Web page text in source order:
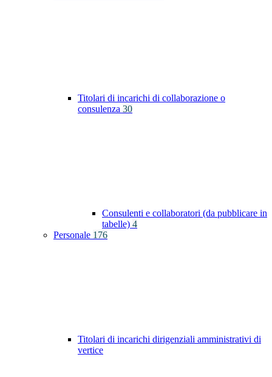
Titolari di incarichi di collaborazione o
consulenza 30
Consulenti e collaboratori (da pubblicare in
tabelle) 4
Personale 176
Titolari di incarichi dirigenziali amministrativi di
vertice